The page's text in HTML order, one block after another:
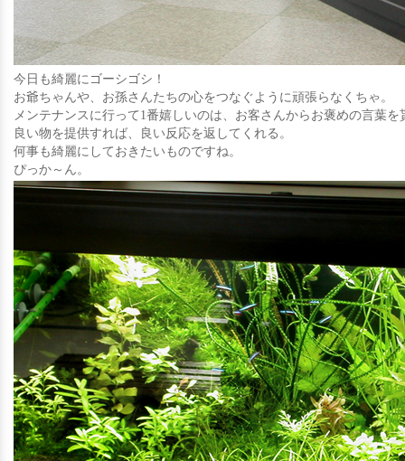
今日も綺麗にゴーシゴシ！
お爺ちゃんや、お孫さんたちの心をつなぐように頑張らなくちゃ。
メンテナンスに行って1番嬉しいのは、お客さんからお褒めの言葉を
良い物を提供すれば、良い反応を返してくれる。
何事も綺麗にしておきたいものですね。
ぴっか～ん。